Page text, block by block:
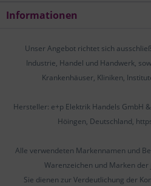
Informationen
Unser Angebot richtet sich
Industrie, Handel und Handwerk,
Krankenhäuser, Kliniken,
Hersteller: e+p Elektrik Handels GmbH
Höingen, Deutschland,
Alle verwendeten Markennamen und
Warenzeichen und Marken
Sie dienen zur Verdeutlichung der